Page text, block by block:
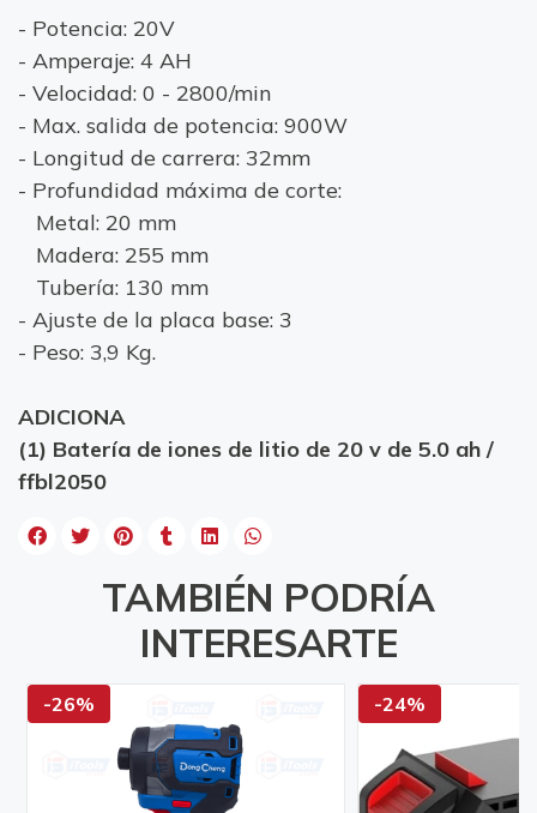
- Potencia: 20V
- Amperaje: 4 AH
- Velocidad: 0 - 2800/min
- Max. salida de potencia: 900W
- Longitud de carrera: 32mm
- Profundidad máxima de corte:
Metal: 20 mm
Madera: 255 mm
Tubería: 130 mm
- Ajuste de la placa base: 3
- Peso: 3,9 Kg.
ADICIONA
(1) Batería de iones de litio de 20 v de 5.0 ah /
ffbl2050
TAMBIÉN PODRÍA
INTERESARTE
-26% -24%